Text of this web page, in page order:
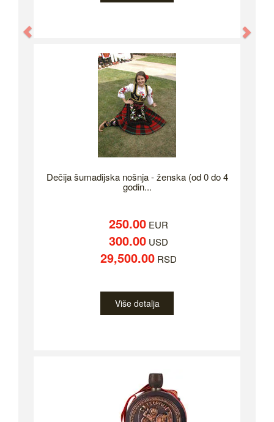
Dečija šumadijska nošnja - ženska (od 0 do 4
godin...
250.00 EUR
300.00 USD
29,500.00 RSD
Više detalja